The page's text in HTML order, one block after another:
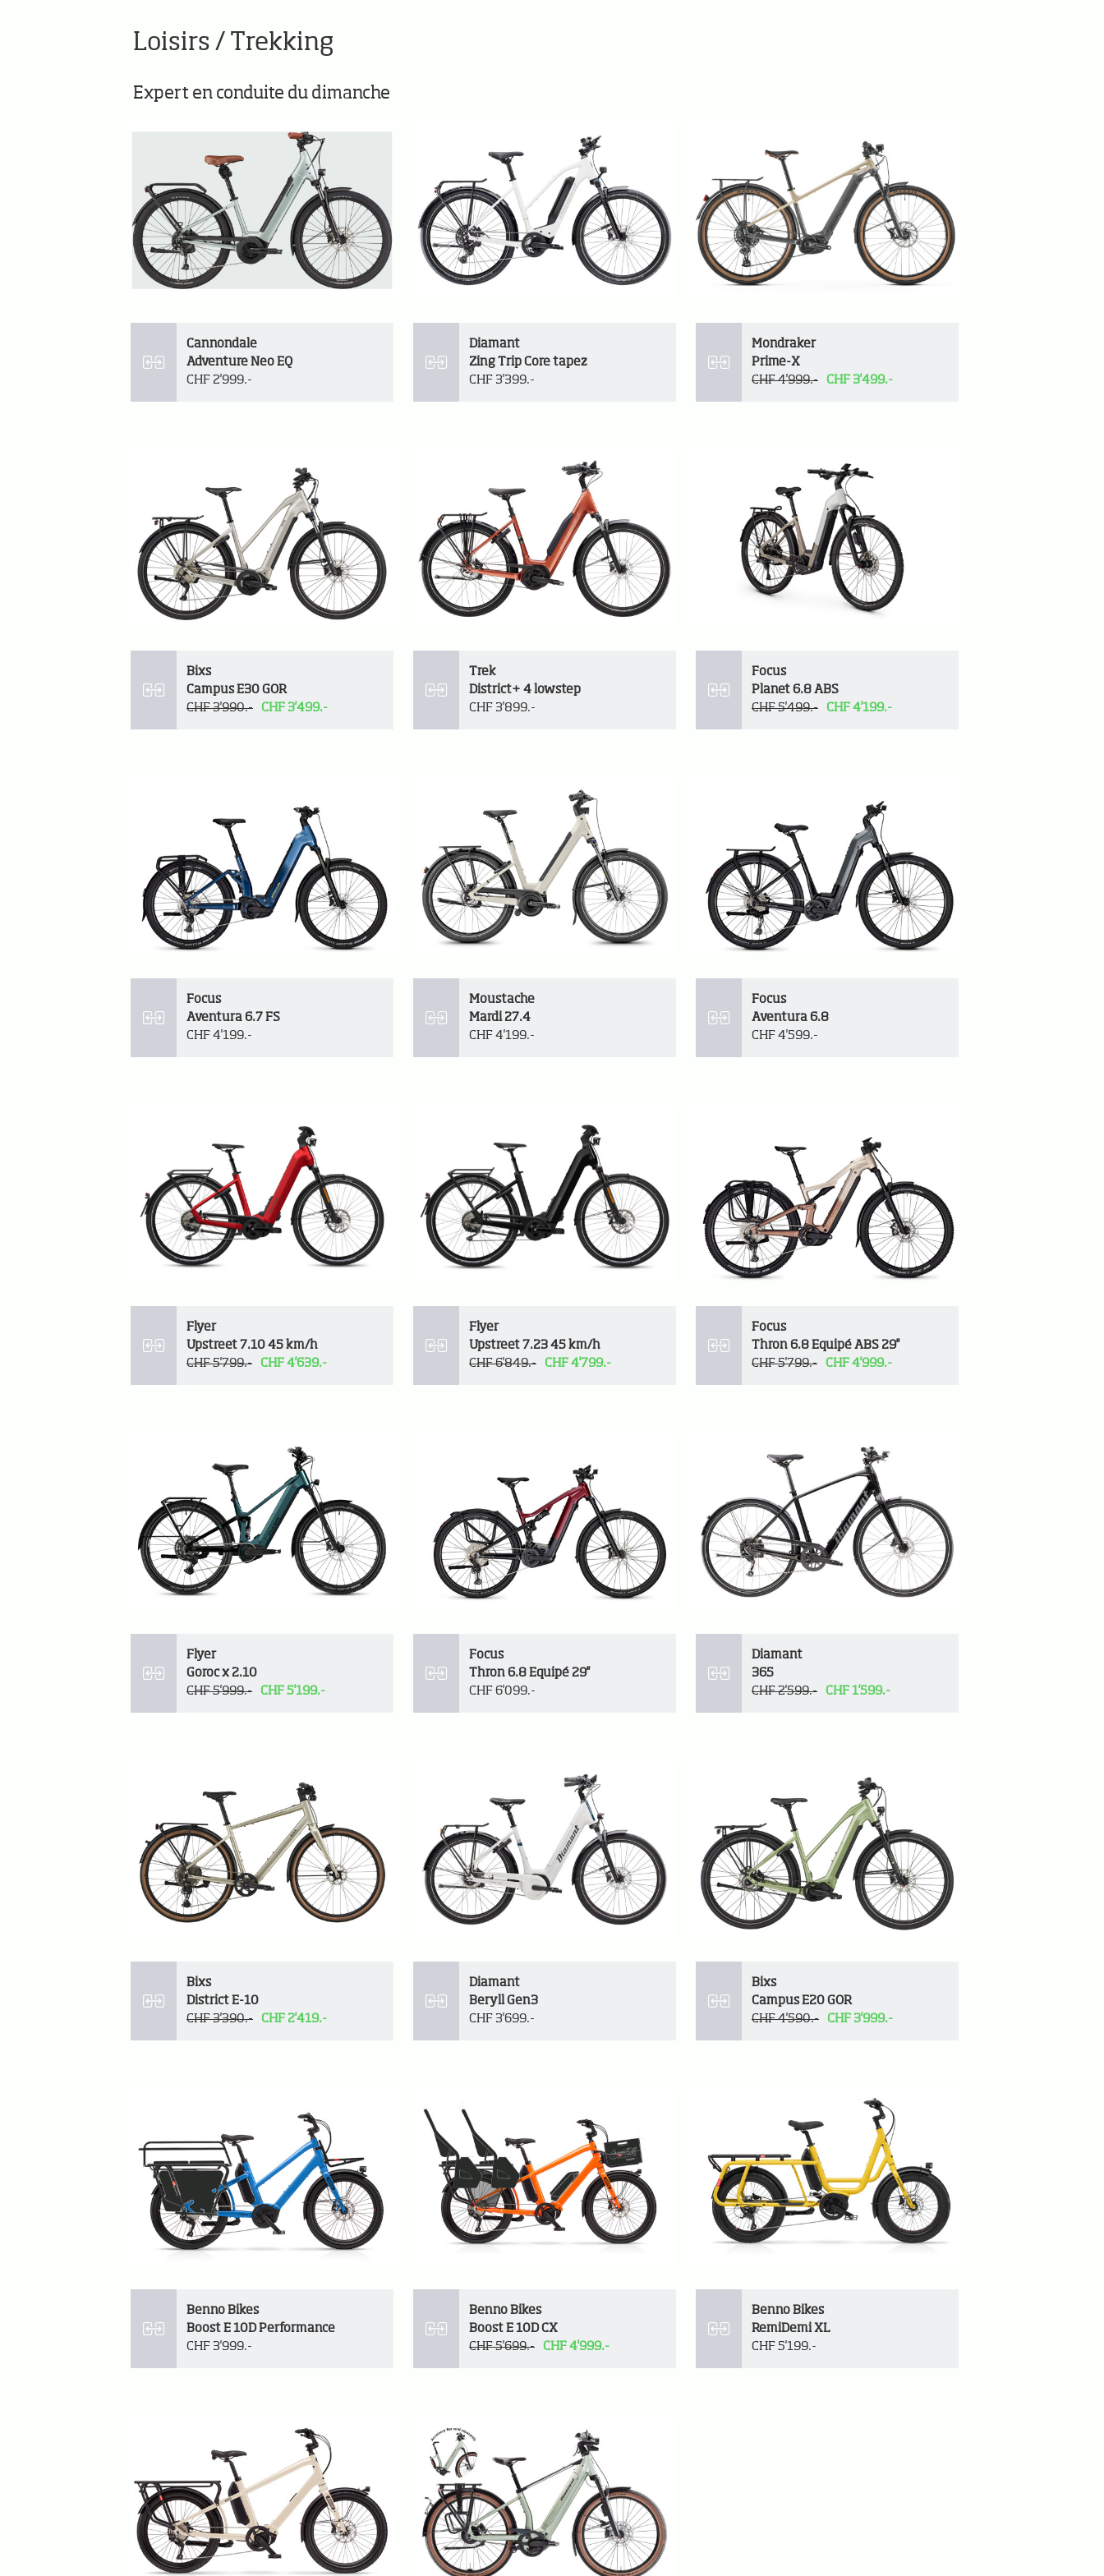
Loisirs / Trekking
Expert en conduite du dimanche
Cannondale
Adventure Neo EQ
CHF 2'999.-
Diamant
Zing Trip Core tapez
CHF 3'399.-
Mondraker
Prime-X
CHF 4'999.-
CHF 3'499.-
Bixs
Campus E30 GOR
CHF 3'990.-
CHF 3'499.-
Trek
District+ 4 lowstep
CHF 3'899.-
Focus
Planet 6.8 ABS
CHF 5'499.-
CHF 4'199.-
Focus
Aventura 6.7 FS
CHF 4'199.-
Moustache
Mardi 27.4
CHF 4'199.-
Focus
Aventura 6.8
CHF 4'599.-
Flyer
Upstreet 7.10 45 km/h
CHF 5'799.-
CHF 4'639.-
Flyer
Upstreet 7.23 45 km/h
CHF 6'849.-
CHF 4'799.-
Focus
Thron 6.8 Equipé ABS 29''
CHF 5'799.-
CHF 4'999.-
Flyer
Goroc x 2.10
CHF 5'999.-
CHF 5'199.-
Focus
Thron 6.8 Equipé 29''
CHF 6'099.-
Diamant
365
CHF 2'599.-
CHF 1'599.-
Bixs
District E-10
CHF 3'390.-
CHF 2'419.-
Diamant
Beryll Gen3
CHF 3'699.-
Bixs
Campus E20 GOR
CHF 4'590.-
CHF 3'999.-
Benno Bikes
Boost E 10D Performance
CHF 3'999.-
Benno Bikes
Boost E 10D CX
CHF 5'699.-
CHF 4'999.-
Benno Bikes
RemiDemi XL
CHF 5'199.-